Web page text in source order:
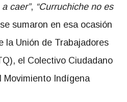
caer”, “Curruchiche no es
sumaron en esa ocasión
la Unión de Trabajadores
el Colectivo Ciudadano
Movimiento Indígena